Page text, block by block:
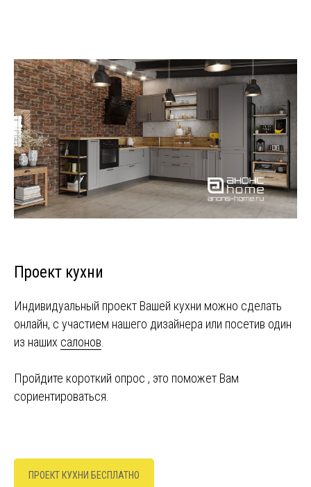
Проект кухни
Индивидуальный проект Вашей кухни можно сделать
онлайн, с участием нашего дизайнера или посетив один
из наших салонов
Пройдите короткий опрос , это поможет Вам
сориентироваться.
ПРОЕКТ КУХНИ БЕСПЛАТНО